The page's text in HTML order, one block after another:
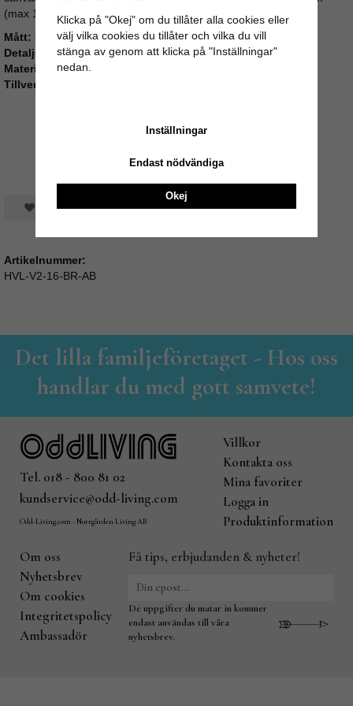
(max 150 cm) med smidiga snabbfästen.
Mått: 37 × 32 × 10 cm
Detaljer:
YKK-dragkedjor & mässingsfärgade metalldelar
Material:
Vegetabiliskt garvat getskinn & canvas
Tillverkning:
Spara som favorit
Artikelnummer:
HVL-V2-16-BR-AB
Det lilla familjeföretaget - Hos oss
handlar du med gott samvete!
Tel. 018 - 800 81 02
kundservice@odd-living.com
Odd-Living.com - Norrgården Living AB
Villkor
Kontakta oss
Mina favoriter
Logga in
Produktinformation
Om oss
Nyhetsbrev
Om cookies
Integritetspolicy
Ambassadör
Få tips, erbjudanden & nyheter!
De uppgifter du matar in kommer
endast användas till våra
nyhetsbrev.
Klicka på "Okej" om du tillåter alla cookies eller
välj vilka cookies du tillåter och vilka du vill
stänga av genom att klicka på "Inställningar"
nedan.
Inställningar
Endast nödvändiga
Okej